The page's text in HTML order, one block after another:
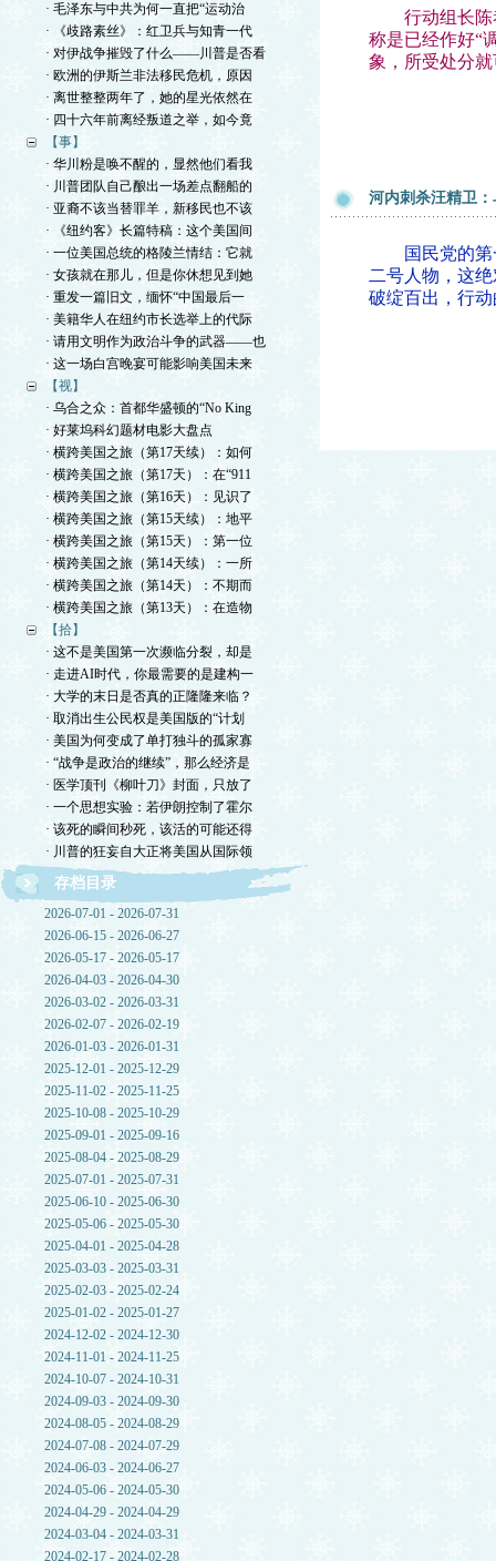
· 毛泽东与中共为何一直把“运动治
· 《歧路素丝》：红卫兵与知青一代
· 对伊战争摧毁了什么——川普是否看
· 欧洲的伊斯兰非法移民危机，原因
· 离世整整两年了，她的星光依然在
· 四十六年前离经叛道之举，如今竟
【事】
· 华川粉是唤不醒的，显然他们看我
· 川普团队自己酿出一场差点翻船的
· 亚裔不该当替罪羊，新移民也不该
· 《纽约客》长篇特稿：这个美国间
· 一位美国总统的格陵兰情结：它就
· 女孩就在那儿，但是你休想见到她
· 重发一篇旧文，缅怀“中国最后一
· 美籍华人在纽约市长选举上的代际
· 请用文明作为政治斗争的武器——也
· 这一场白宫晚宴可能影响美国未来
【视】
· 乌合之众：首都华盛顿的“No King
· 好莱坞科幻题材电影大盘点
· 横跨美国之旅（第17天续）：如何
· 横跨美国之旅（第17天）：在“911
· 横跨美国之旅（第16天）：见识了
· 横跨美国之旅（第15天续）：地平
· 横跨美国之旅（第15天）：第一位
· 横跨美国之旅（第14天续）：一所
· 横跨美国之旅（第14天）：不期而
· 横跨美国之旅（第13天）：在造物
【拾】
· 这不是美国第一次濒临分裂，却是
· 走进AI时代，你最需要的是建构一
· 大学的末日是否真的正隆隆来临？
· 取消出生公民权是美国版的“计划
· 美国为何变成了单打独斗的孤家寡
· “战争是政治的继续”，那么经济是
· 医学顶刊《柳叶刀》封面，只放了
· 一个思想实验：若伊朗控制了霍尔
· 该死的瞬间秒死，该活的可能还得
· 川普的狂妄自大正将美国从国际领
存档目录
2026-07-01 - 2026-07-31
2026-06-15 - 2026-06-27
2026-05-17 - 2026-05-17
2026-04-03 - 2026-04-30
2026-03-02 - 2026-03-31
2026-02-07 - 2026-02-19
2026-01-03 - 2026-01-31
2025-12-01 - 2025-12-29
2025-11-02 - 2025-11-25
2025-10-08 - 2025-10-29
2025-09-01 - 2025-09-16
2025-08-04 - 2025-08-29
2025-07-01 - 2025-07-31
2025-06-10 - 2025-06-30
2025-05-06 - 2025-05-30
2025-04-01 - 2025-04-28
2025-03-03 - 2025-03-31
2025-02-03 - 2025-02-24
2025-01-02 - 2025-01-27
2024-12-02 - 2024-12-30
2024-11-01 - 2024-11-25
2024-10-07 - 2024-10-31
2024-09-03 - 2024-09-30
2024-08-05 - 2024-08-29
2024-07-08 - 2024-07-29
2024-06-03 - 2024-06-27
2024-05-06 - 2024-05-30
2024-04-29 - 2024-04-29
2024-03-04 - 2024-03-31
2024-02-17 - 2024-02-28
行动组长陈恭
称是已经作好“
象，所受处分
河内刺杀汪精卫
国民党的第一
二号人物，这
破绽百出，行